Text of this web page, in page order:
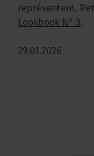
représentent.
Lookbook N° 3.
29.01.2026